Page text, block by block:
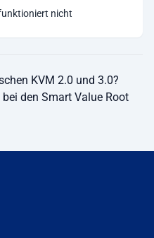
nicht
KVM 2.0 und 3.0?
den Smart Value Root